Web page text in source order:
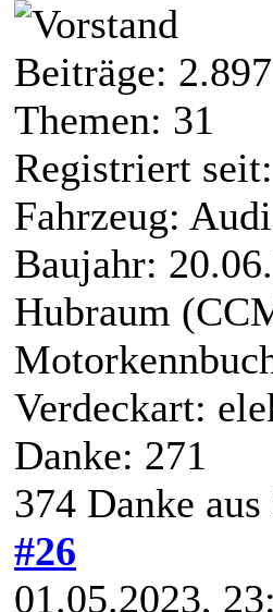
Beiträge: 2.897
Themen: 31
Registriert
Fahrzeug:
Baujahr:
Hubraum
Verdeckart:
Danke: 271
374 Danke
#26
01.05.2023,